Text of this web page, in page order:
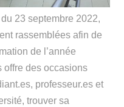
23 septembre 2022,
rassemblées afin de
de l’année
offre des occasions
professeur.es et
trouver sa